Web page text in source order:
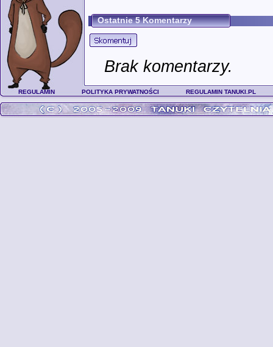
Ostatnie 5 Komentarzy
Brak komentarzy.
REGULAMIN POLITYKA PRYWATNOŚCI REGULAMIN TANUKI.PL